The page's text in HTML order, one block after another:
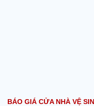
BÁO GIÁ CỬA NHÀ VỆ